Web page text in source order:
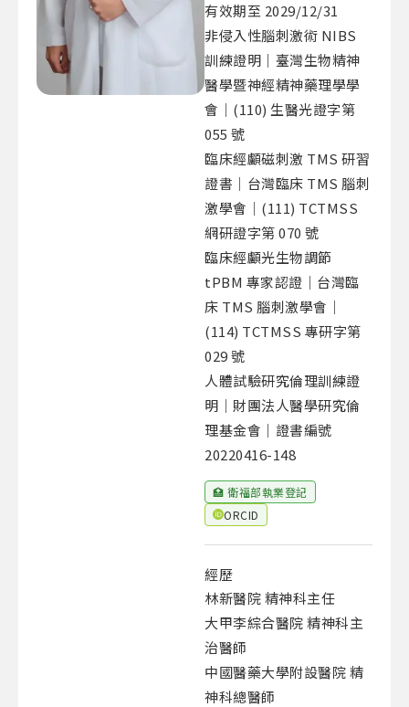
有效期至 2029/12/31
非侵入性腦刺激術 NIBS
訓練證明｜臺灣生物精神
醫學暨神經精神藥理學學
會｜(110) 生醫光證字第
055 號
臨床經顱磁刺激 TMS 研習
證書｜台灣臨床 TMS 腦刺
激學會｜(111) TCTMSS
網研證字第 070 號
臨床經顱光生物調節
tPBM 專家認證｜台灣臨
床 TMS 腦刺激學會｜
(114) TCTMSS 專研字第
029 號
人體試驗研究倫理訓練證
明｜財團法人醫學研究倫
理基金會｜證書編號
20220416-148
🏥 衛福部執業登記
ORCID
經歷
林新醫院 精神科主任
大甲李綜合醫院 精神科主
治醫師
中國醫藥大學附設醫院 精
神科總醫師